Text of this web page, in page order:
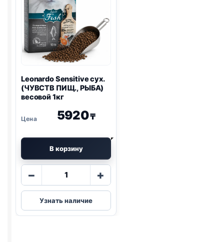
Leonardo Sensitive сух.
(ЧУВСТВ ПИЩ., РЫБА)
весовой 1кг
5920₸
В корзину
−
Количество
Leonardo
Sensitive
сух.
+
Узнать наличие